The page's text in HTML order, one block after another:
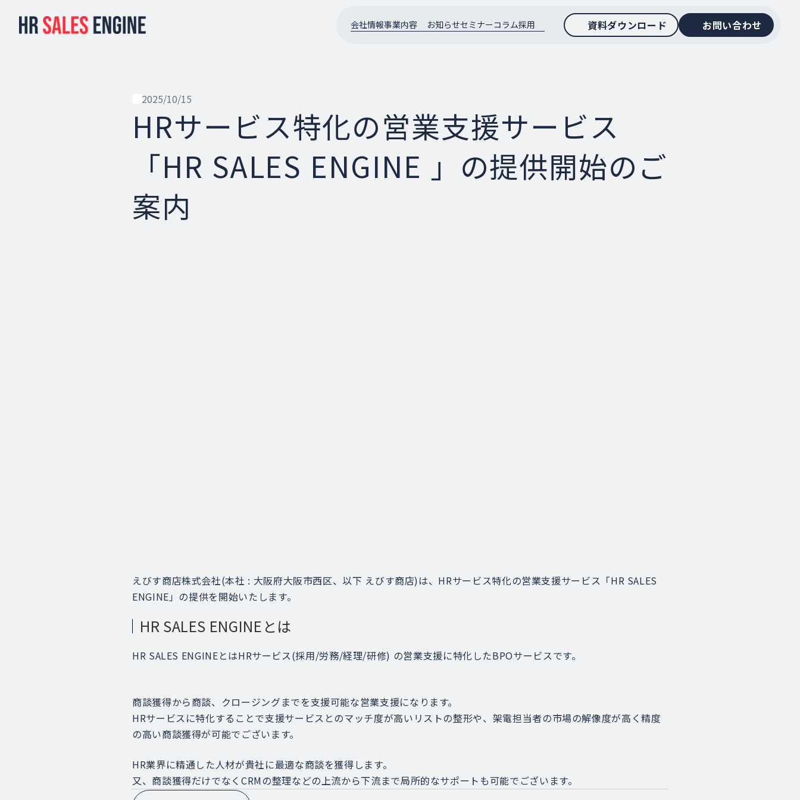
会社情報事業内容 お知らせセミナーコラム採用 資料ダウンロード お問い合わせ
2025/10/15
HRサービス特化の営業支援サービス
「HR SALES ENGINE 」の提供開始のご
案内
えびす商店株式会社(本社 : 大阪府大阪市西区、以下 えびす商店)は、HRサービス特化の営業支援サービス「HR SALES
ENGINE」の提供を開始いたします。
HR SALES ENGINEとは
HR SALES ENGINEとはHRサービス(採用/労務/経理/研修) の営業支援に特化したBPOサービスです。
商談獲得から商談、クロージングまでを支援可能な営業支援になります。
HRサービスに特化することで支援サービスとのマッチ度が高いリストの整形や、架電担当者の市場の解像度が高く精度
の高い商談獲得が可能でございます。
HR業界に精通した人材が貴社に最適な商談を獲得します。
又、商談獲得だけでなくCRMの整理などの上流から下流まで局所的なサポートも可能でございます。